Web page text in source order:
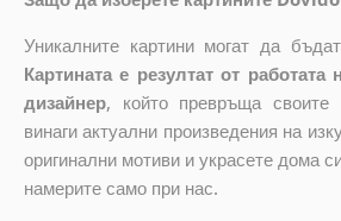
Уникалните картини могат да
Картината е резултат от
дизайнер, койтопревръща своите
винаги актуални произведения на
оригинални мотиви и украсете дома
намерите само при нас.